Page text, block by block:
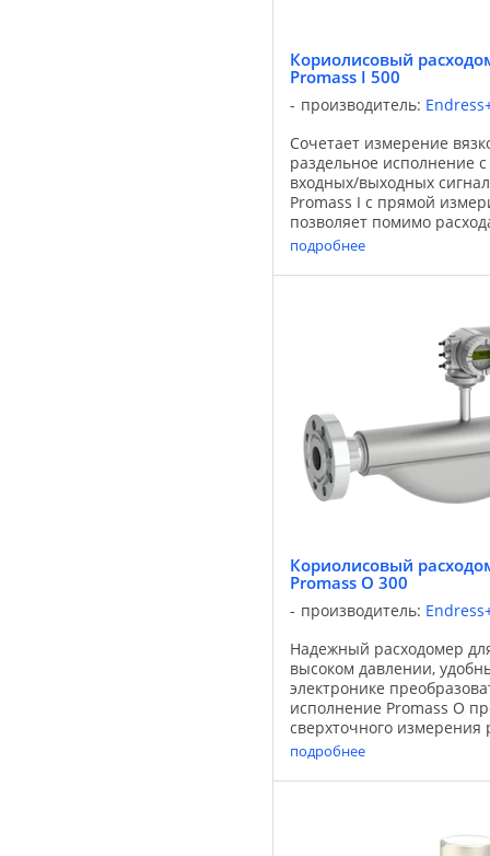
Кориолисовый
Promass I 500
производитель:
Сочетает измерение
раздельное исполнение
входных/выходных
Promass I с прямой
позволяет помимо
температуры измерять
Оснащенный ...
подробнее
Кориолисовый
Promass O 300
производитель:
Надежный расходомер
высоком давлении,
электронике
исполнение Promass O
сверхточного измерения
и газов при высоком
нефтяной и газовой ...
подробнее